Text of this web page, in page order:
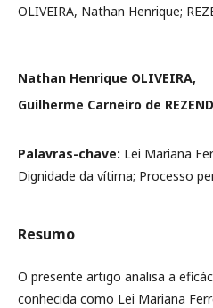
OLIVEIRA, Nathan Henrique;
Nathan Henrique OLIVEIRA,
Guilherme Carneiro de
Palavras-chave: Lei Mariana
Dignidade da vítima; Processo
Resumo
O presente artigo analisa a
conhecida como Lei Mariana